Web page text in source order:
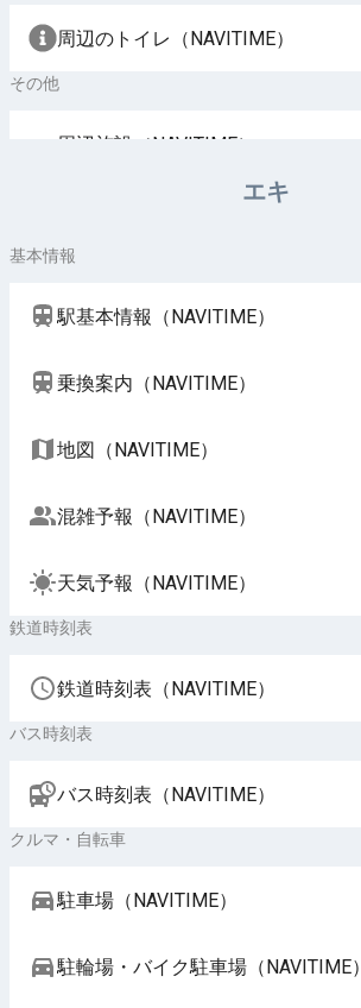
周辺のトイレ（NAVITIME）
その他
周辺施設（NAVITIME）
エキ
基本情報
駅基本情報（NAVITIME）
乗換案内（NAVITIME）
地図（NAVITIME）
混雑予報（NAVITIME）
天気予報（NAVITIME）
鉄道時刻表
鉄道時刻表（NAVITIME）
バス時刻表
バス時刻表（NAVITIME）
クルマ・自転車
駐車場（NAVITIME）
駐輪場・バイク駐車場（NAVITIME）